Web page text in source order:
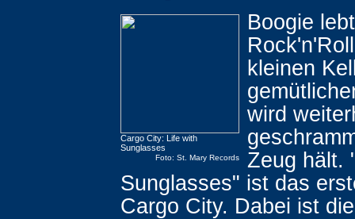
Cargo City: Life with
Sunglasses
Foto: St. Mary Records
Boogie
kleinen
wird
Zeug hält.
Sunglasses" ist das
Cargo City. Dabei ist